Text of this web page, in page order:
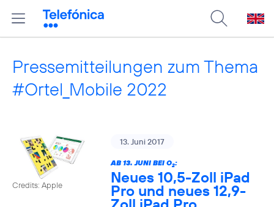
Pressemitteilungen zum Thema
#Ortel_Mobile 2022
Credits: Apple
13. Juni 2017
AB 13. JUNI BEI O2:
Neues 10,5-Zoll iPad
Pro und neues 12,9-